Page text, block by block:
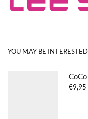
YOU MAY BE
€9,95